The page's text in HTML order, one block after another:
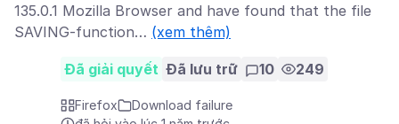
135.0.1 Mozilla Browser and have found that the file
SAVING-function… (xem thêm)
Đã giải quyết Đã lưu trữ 10 249
Firefox
Download failure